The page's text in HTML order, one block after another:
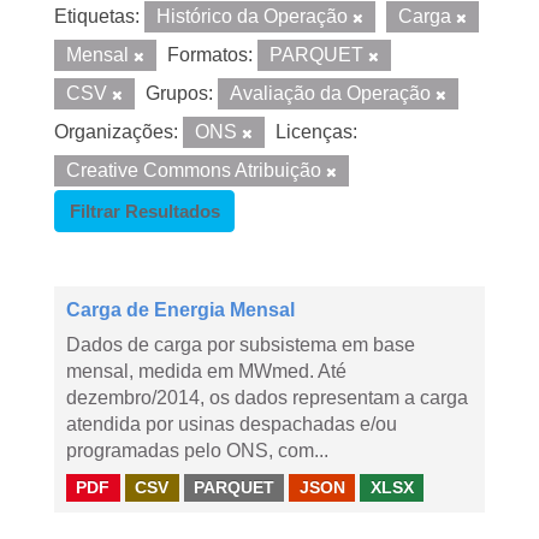
Etiquetas: Histórico da Operação
Carga
Mensal
Formatos:
PARQUET
CSV
Grupos:
Avaliação da Operação
Organizações:
ONS
Licenças:
Creative Commons Atribuição
Filtrar Resultados
Carga de Energia Mensal
Dados de carga por subsistema em base
mensal, medida em MWmed. Até
dezembro/2014, os dados representam a carga
atendida por usinas despachadas e/ou
programadas pelo ONS, com...
PDF CSV PARQUET JSON XLSX